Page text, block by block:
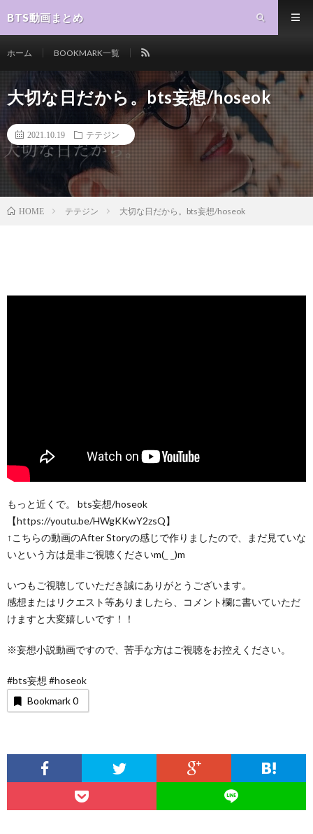
BTS動画まとめ
ホーム BOOKMARK一覧
大切な日だから。bts妄想/hoseok
2021.10.19 テテジン
HOME テテジン 大切な日だから。bts妄想/hoseok
もっと近くで。 bts妄想/hoseok
【https://youtu.be/HWgKKwY2zsQ】
↑こちらの動画のAfter Storyの感じで作りましたので、まだ見ていな
いという方は是非ご視聴くださいm(_ _)m
いつもご視聴していただき誠にありがとうございます。
感想またはリクエスト等ありましたら、コメント欄に書いていただ
けますと大変嬉しいです！！
※妄想小説動画ですので、苦手な方はご視聴をお控えください。
#bts妄想 #hoseok
Bookmark0